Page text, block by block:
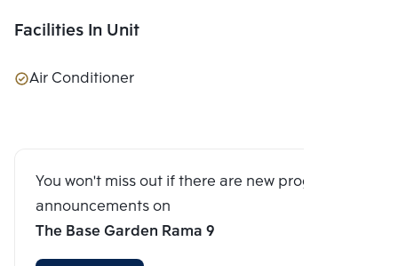
Facilities In Unit
Air Conditioner
You won't miss out if there are new program
announcements on
The Base Garden Rama 9